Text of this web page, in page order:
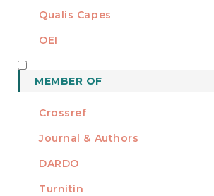
Qualis Capes
OEI
MEMBER OF
Crossref
Journal & Authors
DARDO
Turnitin